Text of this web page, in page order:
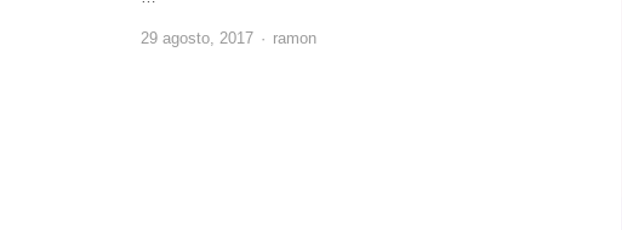
29 agosto, 2017 Author
ramon